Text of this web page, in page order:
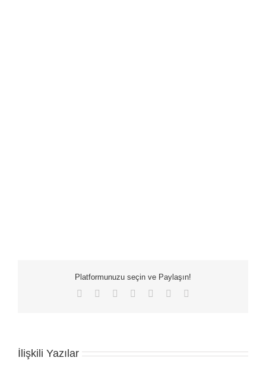
Platformunuzu seçin ve Paylaşın!
Facebook LinkedInWhatsApp
TumblrPinterest
İlişkili Yazılar